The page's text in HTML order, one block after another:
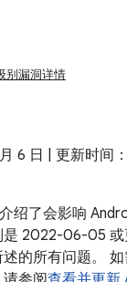
漏洞详情
6 日 | 更新时间
绍了会影响
是 2022-06-05
的所有问题。